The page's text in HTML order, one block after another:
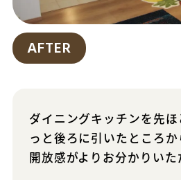
AFTER
ダイニングキッチンを先
っと後ろに引いたところか
開放感がよりお分かりいた